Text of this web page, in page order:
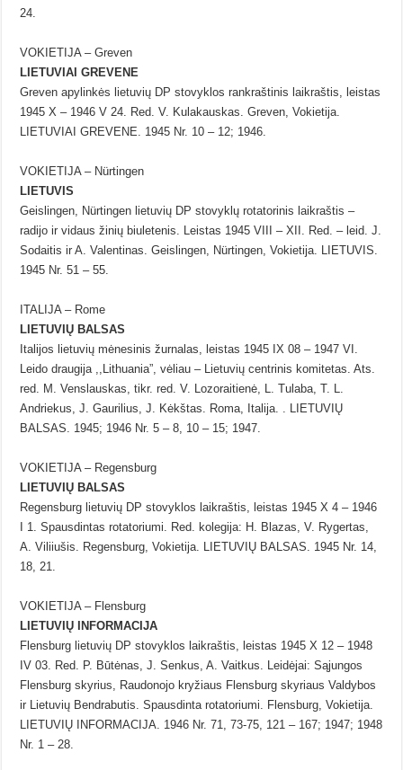
24.
VOKIETIJA – Greven
LIETUVIAI GREVENE
Greven apylinkės lietuvių DP stovyklos rankraštinis laikraštis, leistas
1945 X – 1946 V 24. Red. V. Kulakauskas. Greven, Vokietija.
LIETUVIAI GREVENE. 1945 Nr. 10 – 12; 1946.
VOKIETIJA – Nürtingen
LIETUVIS
Geislingen, Nürtingen lietuvių DP stovyklų rotatorinis laikraštis –
radijo ir vidaus žinių biuletenis. Leistas 1945 VIII – XII. Red. – leid. J.
Sodaitis ir A. Valentinas. Geislingen, Nürtingen, Vokietija. LIETUVIS.
1945 Nr. 51 – 55.
ITALIJA – Rome
LIETUVIŲ BALSAS
Italijos lietuvių mėnesinis žurnalas, leistas 1945 IX 08 – 1947 VI.
Leido draugija ,,Lithuania”, vėliau – Lietuvių centrinis komitetas. Ats.
red. M. Venslauskas, tikr. red. V. Lozoraitienė, L. Tulaba, T. L.
Andriekus, J. Gaurilius, J. Kėkštas. Roma, Italija. . LIETUVIŲ
BALSAS. 1945; 1946 Nr. 5 – 8, 10 – 15; 1947.
VOKIETIJA – Regensburg
LIETUVIŲ BALSAS
Regensburg lietuvių DP stovyklos laikraštis, leistas 1945 X 4 – 1946
I 1. Spausdintas rotatoriumi. Red. kolegija: H. Blazas, V. Rygertas,
A. Viliiušis. Regensburg, Vokietija. LIETUVIŲ BALSAS. 1945 Nr. 14,
18, 21.
VOKIETIJA – Flensburg
LIETUVIŲ INFORMACIJA
Flensburg lietuvių DP stovyklos laikraštis, leistas 1945 X 12 – 1948
IV 03. Red. P. Būtėnas, J. Senkus, A. Vaitkus. Leidėjai: Sąjungos
Flensburg skyrius, Raudonojo kryžiaus Flensburg skyriaus Valdybos
ir Lietuvių Bendrabutis. Spausdinta rotatoriumi. Flensburg, Vokietija.
LIETUVIŲ INFORMACIJA. 1946 Nr. 71, 73-75, 121 – 167; 1947; 1948
Nr. 1 – 28.